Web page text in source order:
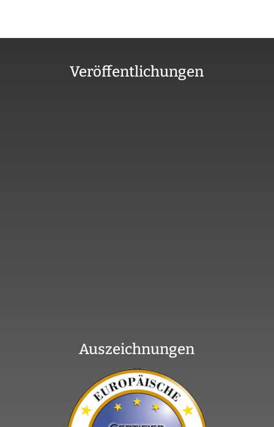
Veröffentlichungen
Auszeichnungen